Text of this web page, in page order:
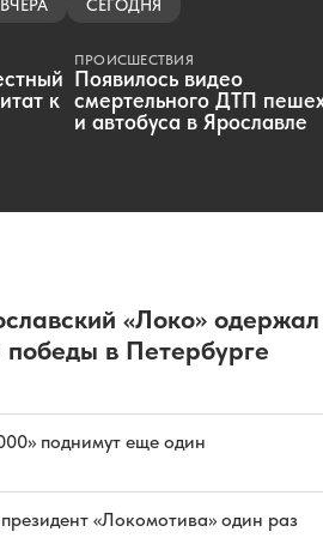
ВЧЕРА СЕГОДНЯ
к
ПРОИСШЕСТВИЯ
Появилось видео
смертельного ДТП
и автобуса в Ярославле
«Локо» одержал
победы в Петербурге
поднимут еще один
«Локомотива» один раз